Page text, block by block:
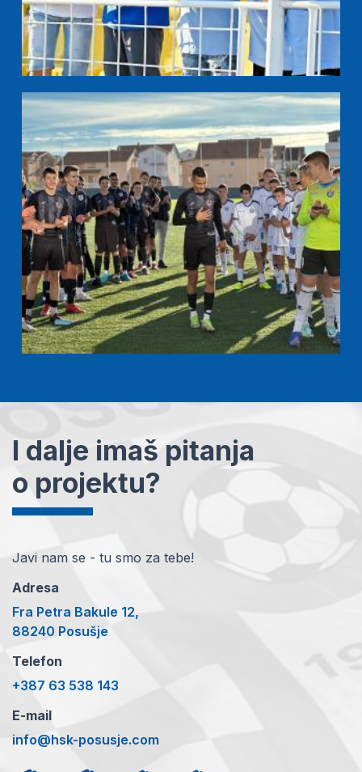
I dalje imaš pitanja
o projektu?
Javi nam se - tu smo za tebe!
Adresa
Fra Petra Bakule 12,
88240 Posušje
Telefon
+387 63 538 143
E-mail
info@hsk-posusje.com